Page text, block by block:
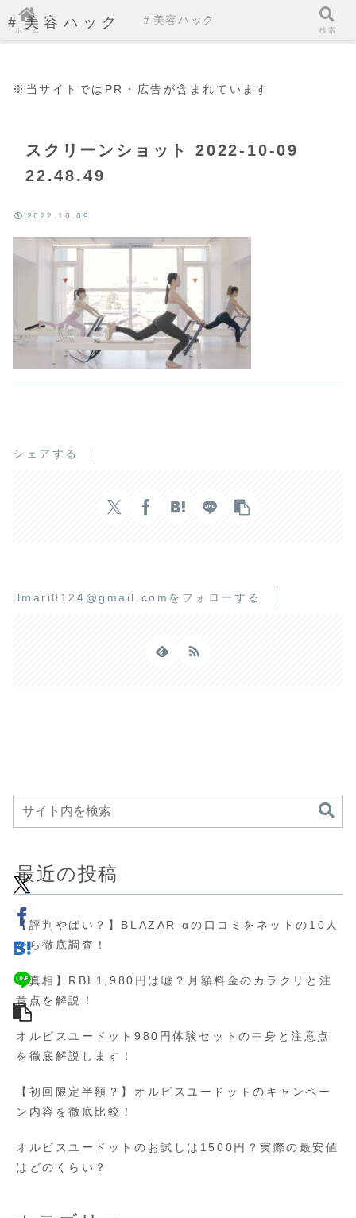
＃美容ハック
※当サイトではPR・広告が含まれています
スクリーンショット 2022-10-09
22.48.49
2022.10.09
シェアする
ilmari0124@gmail.comをフォローする
最近の投稿
【評判やばい？】BLAZAR-αの口コミをネットの10人
から徹底調査！
【真相】RBL1,980円は嘘？月額料金のカラクリと注
意点を解説！
オルビスユードット980円体験セットの中身と注意点
を徹底解説します！
【初回限定半額？】オルビスユードットのキャンペー
ン内容を徹底比較！
オルビスユードットのお試しは1500円？実際の最安値
はどのくらい？
ホーム
＃美容ハック
検索